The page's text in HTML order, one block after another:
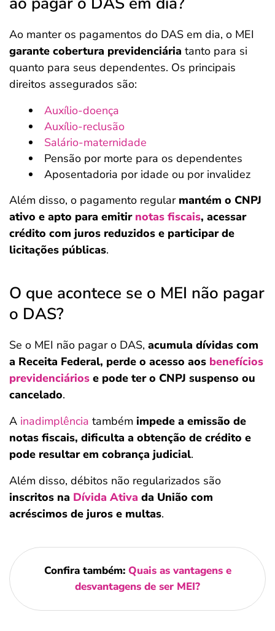
Ao manter os pagamentos do DAS em dia, o MEI
garante cobertura previdenciária tanto para si
quanto para seus dependentes. Os principais
direitos assegurados são:
Auxílio-doença
Auxílio-reclusão
Salário-maternidade
Pensão por morte para os dependentes
Aposentadoria por idade ou por invalidez
Além disso, o pagamento regularmantém o CNPJ
ativo e apto para emitir notas fiscais, acessar
crédito com juros reduzidos e participar de
licitações públicas.
O que acontece se o MEI não pagar
o DAS?
Se o MEI não pagar o DAS, acumula dívidas com
a Receita Federal, perde o acesso aos benefícios
previdenciários e pode ter o CNPJ suspenso ou
cancelado.
A inadimplência também impede a emissão de
notas fiscais, dificulta a obtenção de crédito e
pode resultar em cobrança judicial.
Além disso, débitos não regularizados são
inscritos na Dívida Ativa da União com
acréscimos de juros e multas.
Confira também: Quais as vantagens e
desvantagens de ser MEI?